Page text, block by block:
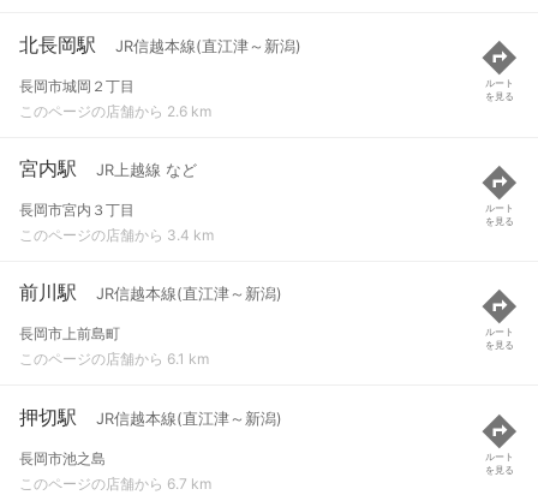
北長岡駅 JR信越本線(直江津～新潟)
長岡市城岡２丁目
このページの店舗から 2.6 km
ルート
を見る
宮内駅 JR上越線 など
長岡市宮内３丁目
このページの店舗から 3.4 km
ルート
を見る
前川駅 JR信越本線(直江津～新潟)
長岡市上前島町
このページの店舗から 6.1 km
ルート
を見る
押切駅 JR信越本線(直江津～新潟)
長岡市池之島
このページの店舗から 6.7 km
ルート
を見る